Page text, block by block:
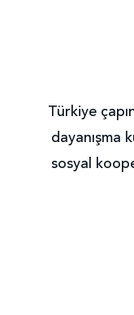
Türkiye
dayanışma
sosyal